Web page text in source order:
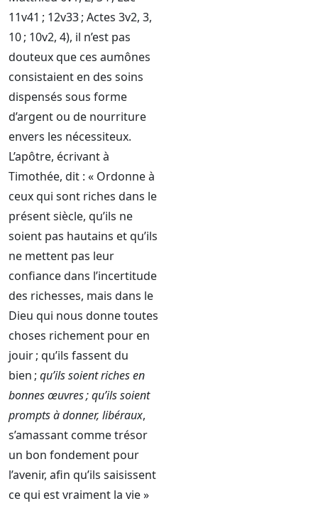
11v41 ; 12v33 ; Actes 3v2, 3,
10 ; 10v2, 4), il n’est pas
douteux que ces aumônes
consistaient en des soins
dispensés sous forme
d’argent ou de nourriture
envers les nécessiteux.
L’apôtre, écrivant à
Timothée, dit : « Ordonne à
ceux qui sont riches dans le
présent siècle, qu’ils ne
soient pas hautains et qu’ils
ne mettent pas leur
confiance dans l’incertitude
des richesses, mais dans le
Dieu qui nous donne toutes
choses richement pour en
jouir ; qu’ils fassent du
bien ; qu’ils soient riches en
bonnes œuvres ; qu’ils soient
prompts à donner, libéraux,
s’amassant comme trésor
un bon fondement pour
l’avenir, afin qu’ils saisissent
ce qui est vraiment la vie »